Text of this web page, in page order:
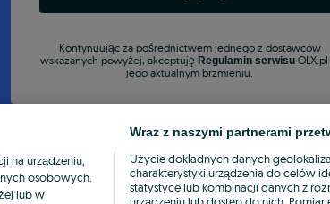
Kontynuując za pośrednictwem jednego z dostawców
wskazanych powyżej, akceptuję Regulamin serwisu
jego aktualnym brzmieniu.
na urządzeniu,
osobowych.
lub w
Wraz z naszymi partnerami
Użycie dokładnych danych
charakterystyki urządzenia do celów
statystyce lub kombinacji danych z